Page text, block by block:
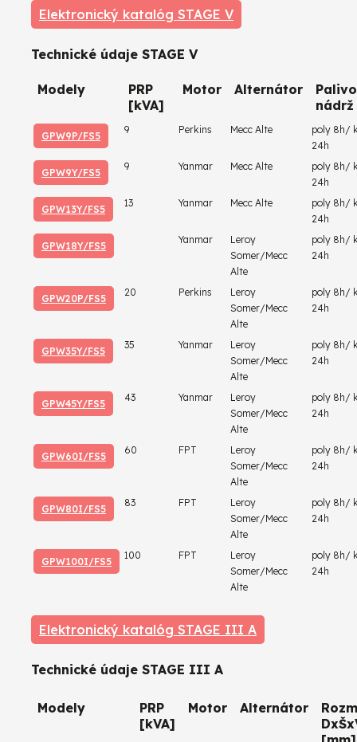
Elektronický katalóg STAGE V
Technické údaje STAGE V
Modely
PRP
[kVA]
Motor Alternátor
GPW9P/FS5
9 Perkins Mecc Alte
poly 8h/
24h
GPW9Y/FS5
9 Yanmar Mecc Alte
poly 8h/
24h
GPW13Y/FS5
13 Yanmar Mecc Alte
poly 8h/
24h
GPW18Y/FS5
Yanmar
Leroy
Somer/Mecc
Alte
poly 8h/
24h
GPW20P/FS5
20 Perkins
Leroy
Somer/Mecc
Alte
poly 8h/
24h
GPW35Y/FS5
35 Yanmar
Leroy
Somer/Mecc
Alte
poly 8h/
24h
GPW45Y/FS5
43 Yanmar
Leroy
Somer/Mecc
Alte
poly 8h/
24h
GPW60I/FS5
60 FPT
Leroy
Somer/Mecc
Alte
poly 8h/
24h
GPW80I/FS5
83 FPT
Leroy
Somer/Mecc
Alte
poly 8h/
24h
GPW100I/FS5
100 FPT
Leroy
Somer/Mecc
Alte
poly 8h/
24h
Elektronický katalóg STAGE III A
Technické údaje STAGE III A
Modely
PRP
[kVA]
Motor Alternátor